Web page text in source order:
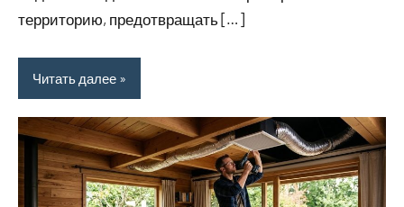
территорию, предотвращать […]
Читать далее